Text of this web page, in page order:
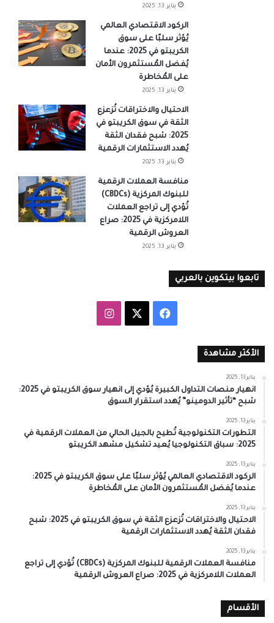
يناير 13, 2025
الركود الاقتصادي العالمي
يُؤثر سلبًا على سوق
الكريبتو في 2025: عندما
يُفضل المُستثمرون الأمان
على المُخاطرة
يناير 13, 2025
الاحتيال والاختراقات تُزعزع
الثقة في سوق الكريبتو في
2025: شبح فقدان الثقة
يُهدد الاستثمارات الرقمية
يناير 13, 2025
منافسة العملات الرقمية
للبنوك المركزية (CBDCs)
تُؤدي إلى تراجع العملات
اللامركزية في 2025: صراع
العروش الرقمية
يناير 13, 2025
تابعوا بيتكوين بالعربي
فيسبوك انستقرام
الأكثر مشاهدة
يناير 13, 2025
انهيار منصات التداول الكبيرة يُؤدي إلى انهيار سوق الكريبتو في 2025:
شبح “تأثير الدومينو” يُهدد استقرار السوق
يناير 13, 2025
التطورات التكنولوجية تُطيح بالجيل الحالي من العملات الرقمية في
2025: سباق التكنولوجيا يُعيد تشكيل مشهد الكريبتو
يناير 13, 2025
الركود الاقتصادي العالمي يُؤثر سلبًا على سوق الكريبتو في 2025:
عندما يُفضل المُستثمرون الأمان على المُخاطرة
يناير 13, 2025
الاحتيال والاختراقات تُزعزع الثقة في سوق الكريبتو في 2025: شبح
فقدان الثقة يُهدد الاستثمارات الرقمية
يناير 13, 2025
منافسة العملات الرقمية للبنوك المركزية (CBDCs) تُؤدي إلى تراجع
العملات اللامركزية في 2025: صراع العروش الرقمية
الأقسام